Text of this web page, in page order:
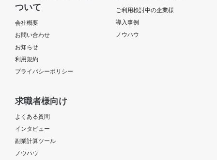
ついて
会社概要
お問い合わせ
お知らせ
利用規約
プライバシーポリシー
ご利用検討中の企業様
導入事例
ノウハウ
求職者様向け
よくある質問
インタビュー
副業計算ツール
ノウハウ